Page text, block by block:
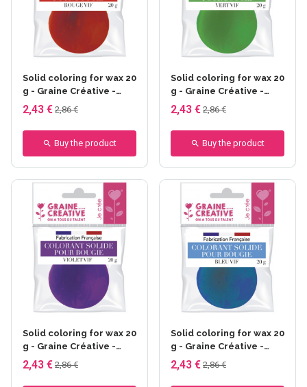
Solid coloring for wax 20
g - Graine Créative -
Rouge Vif
2,43 € 2,86 €
Buy the product
Solid coloring for wax 20
g - Graine Créative -
Vert Vif
2,43 € 2,86 €
Buy the product
Solid coloring for wax 20
g - Graine Créative -
Violet Vif
2,43 € 2,86 €
Solid coloring for wax 20
g - Graine Créative -
Bleu Vif
2,43 € 2,86 €